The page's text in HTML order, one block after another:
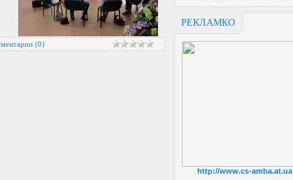
РЕКЛАМКО
http://www.cs-amba.at.ua
(0)